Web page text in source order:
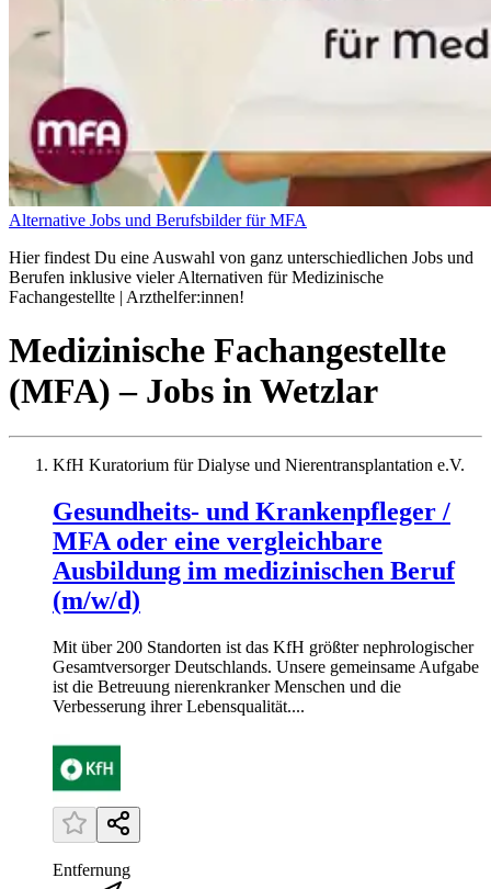
Alternative Jobs und Berufsbilder für MFA
Hier findest Du eine Auswahl von ganz unterschiedlichen Jobs und
Berufen inklusive vieler Alternativen für Medizinische
Fachangestellte | Arzthelfer:innen!
Medizinische Fachangestellte
(MFA) – Jobs inWetzlar
KfH Kuratorium für Dialyse und Nierentransplantation e.V.
Gesundheits- und Krankenpfleger /
MFA oder eine vergleichbare
Ausbildung im medizinischen Beruf
(m/w/d)
Mit über 200 Standorten ist das KfH größter nephrologischer
Gesamtversorger Deutschlands. Unsere gemeinsame Aufgabe
ist die Betreuung nierenkranker Menschen und die
Verbesserung ihrer Lebensqualität....
Entfernung